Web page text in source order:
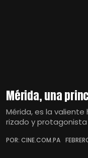
Mérida, una
Mérida, es la
rizado y protagonista
POR: CINE.COM.PA